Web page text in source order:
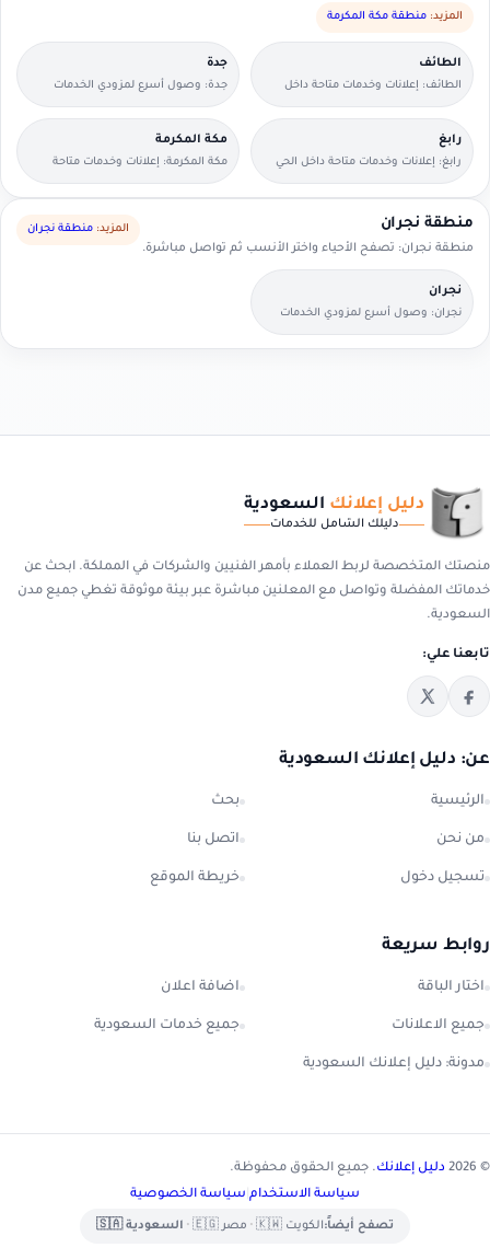
المزيد: منطقة مكة المكرمة
الطائف
الطائف: إعلانات وخدمات متاحة داخل
الحي مع وسائل تواصل مباشرة.
جدة
جدة: وصول أسرع لمزودي الخدمات
القريبين منك.
رابغ
رابغ: إعلانات وخدمات متاحة داخل الحي
مع وسائل تواصل مباشرة.
مكة المكرمة
مكة المكرمة: إعلانات وخدمات متاحة
داخل الحي مع وسائل تواصل مباشرة.
منطقة نجران
منطقة نجران: تصفح الأحياء واختر الأنسب ثم تواصل مباشرة.
المزيد: منطقة نجران
نجران
نجران: وصول أسرع لمزودي الخدمات
القريبين منك.
دليل إعلانك السعودية
دليلك الشامل للخدمات
منصتك المتخصصة لربط العملاء بأمهر الفنيين والشركات في المملكة. ابحث عن
خدماتك المفضلة وتواصل مع المعلنين مباشرة عبر بيئة موثوقة تغطي جميع مدن
السعودية.
تابعنا علي:
عن: دليل إعلانك السعودية
الرئيسية بحث
من نحن اتصل بنا
تسجيل دخول خريطة الموقع
روابط سريعة
اختار الباقة اضافة اعلان
جميع الاعلانات جميع خدمات السعودية
مدونة: دليل إعلانك السعودية
© 2026 دليل إعلانك. جميع الحقوق محفوظة.
سياسة الاستخدام سياسة الخصوصية
تصفح أيضاً:الكويت 🇰🇼 • مصر 🇪🇬 • السعودية 🇸🇦